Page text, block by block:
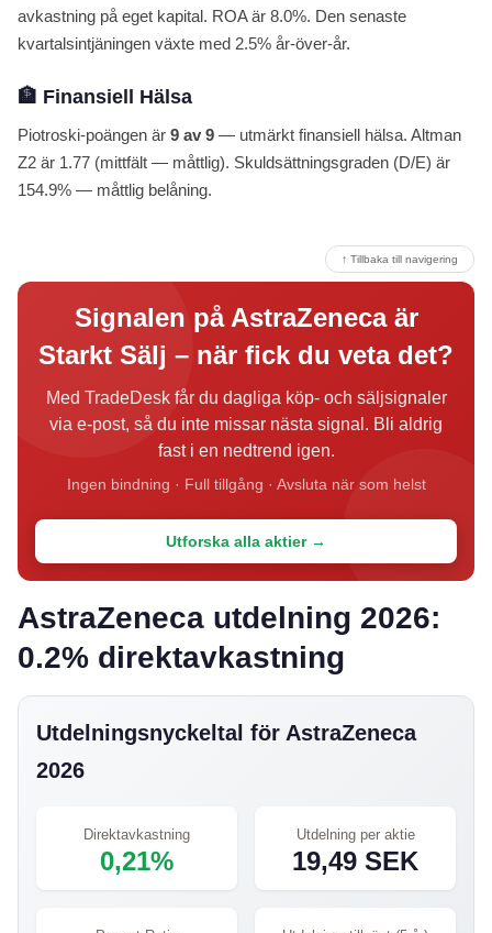
avkastning på eget kapital. ROA är 8.0%. Den senaste
kvartalsintjäningen växte med 2.5% år-över-år.
🏦 Finansiell Hälsa
Piotroski-poängen är 9 av 9 — utmärkt finansiell hälsa. Altman
Z2 är 1.77 (mittfält — måttlig). Skuldsättningsgraden (D/E) är
154.9% — måttlig belåning.
↑ Tillbaka till navigering
Signalen på AstraZeneca är
Starkt Sälj – när fick du veta det?
Med TradeDesk får du dagliga köp- och säljsignaler
via e-post, så du inte missar nästa signal. Bli aldrig
fast i en nedtrend igen.
Ingen bindning · Full tillgång · Avsluta när som helst
Utforska alla aktier →
AstraZeneca utdelning 2026:
0.2% direktavkastning
Utdelningsnyckeltal för AstraZeneca
2026
Direktavkastning
0,21%
Utdelning per aktie
19,49 SEK